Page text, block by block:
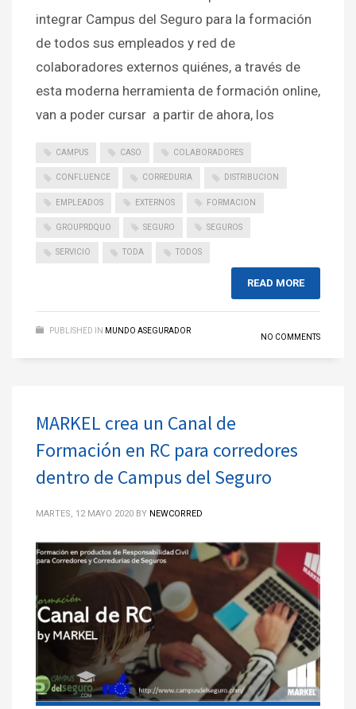
integrar Campus del Seguro para la formación
de todos sus empleados y red de
colaboradores externos quiénes, a través de
esta moderna herramienta de formación online,
van a poder cursar a partir de ahora, los
CAMPUS CASO COLABORADORES
CONFLUENCE CORREDURIA DISTRIBUCION
EMPLEADOS EXTERNOS FORMACION
GROUPRDQUO SEGURO SEGUROS
SERVICIO TODA TODOS
READ MORE
PUBLISHED IN MUNDO ASEGURADOR
NO COMMENTS
MARKEL crea un Canal de
Formación en RC para corredores
dentro de Campus del Seguro
MARTES, 12 MAYO 2020 BY NEWCORRED